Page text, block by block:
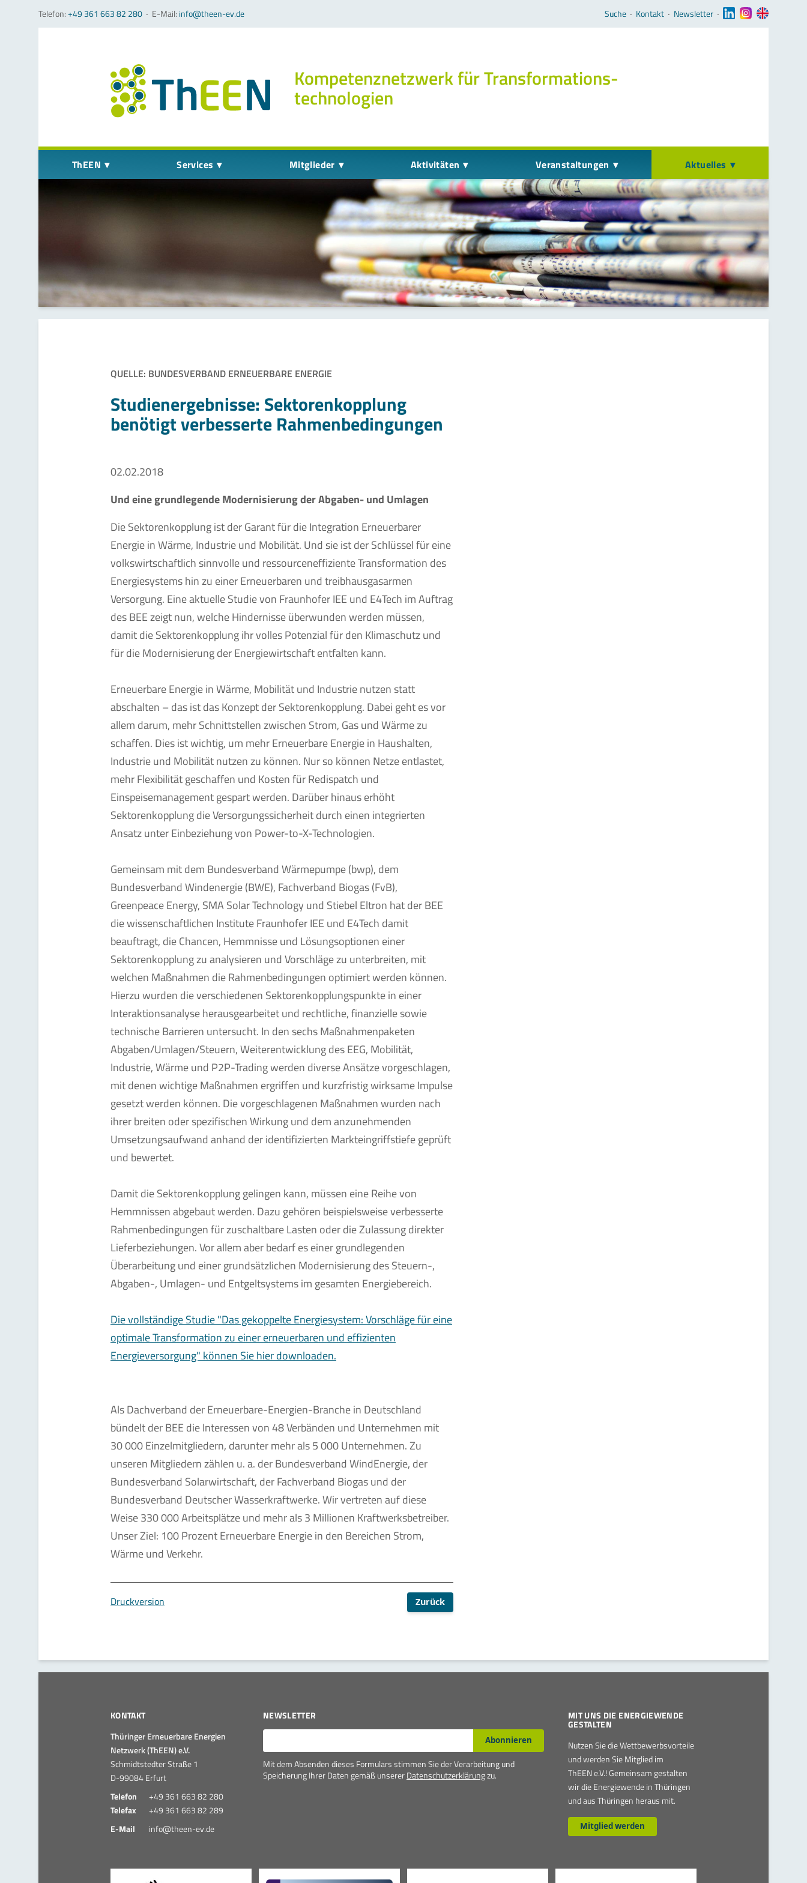
Telefon:+49 361 663 82 280 ‧ E-Mail: info@theen-ev.de Navigation überspringen
Suche ‧ Kontakt ‧ Newsletter ‧
Kompetenz­netzwerk für Transformations­
technologien
Navigation überspringen
ThEEN Services Mitglieder Aktivitäten Veranstaltungen Aktuelles
QUELLE: BUNDESVERBAND ERNEUERBARE ENERGIE
Studienergebnisse: Sektorenkopplung
benötigt verbesserte Rahmenbedingungen
02.02.2018
Und eine grundlegende Modernisierung der Abgaben- und Umlagen
Die Sektorenkopplung ist der Garant für die Integration Erneuerbarer
Energie in Wärme, Industrie und Mobilität. Und sie ist der Schlüssel für eine
volkswirtschaftlich sinnvolle und ressourceneffiziente Transformation des
Energiesystems hin zu einer Erneuerbaren und treibhausgasarmen
Versorgung. Eine aktuelle Studie von Fraunhofer IEE und E4Tech im Auftrag
des BEE zeigt nun, welche Hindernisse überwunden werden müssen,
damit die Sektorenkopplung ihr volles Potenzial für den Klimaschutz und
für die Modernisierung der Energiewirtschaft entfalten kann.
Erneuerbare Energie in Wärme, Mobilität und Industrie nutzen statt
abschalten – das ist das Konzept der Sektorenkopplung. Dabei geht es vor
allem darum, mehr Schnittstellen zwischen Strom, Gas und Wärme zu
schaffen. Dies ist wichtig, um mehr Erneuerbare Energie in Haushalten,
Industrie und Mobilität nutzen zu können. Nur so können Netze entlastet,
mehr Flexibilität geschaffen und Kosten für Redispatch und
Einspeisemanagement gespart werden. Darüber hinaus erhöht
Sektorenkopplung die Versorgungssicherheit durch einen integrierten
Ansatz unter Einbeziehung von Power-to-X-Technologien.
Gemeinsam mit dem Bundesverband Wärmepumpe (bwp), dem
Bundesverband Windenergie (BWE), Fachverband Biogas (FvB),
Greenpeace Energy, SMA Solar Technology und Stiebel Eltron hat der BEE
die wissenschaftlichen Institute Fraunhofer IEE und E4Tech damit
beauftragt, die Chancen, Hemmnisse und Lösungsoptionen einer
Sektorenkopplung zu analysieren und Vorschläge zu unterbreiten, mit
welchen Maßnahmen die Rahmenbedingungen optimiert werden können.
Hierzu wurden die verschiedenen Sektorenkopplungspunkte in einer
Interaktionsanalyse herausgearbeitet und rechtliche, finanzielle sowie
technische Barrieren untersucht. In den sechs Maßnahmenpaketen
Abgaben/Umlagen/Steuern, Weiterentwicklung des EEG, Mobilität,
Industrie, Wärme und P2P-Trading werden diverse Ansätze vorgeschlagen,
mit denen wichtige Maßnahmen ergriffen und kurzfristig wirksame Impulse
gesetzt werden können. Die vorgeschlagenen Maßnahmen wurden nach
ihrer breiten oder spezifischen Wirkung und dem anzunehmenden
Umsetzungsaufwand anhand der identifizierten Markteingriffstiefe geprüft
und bewertet.
Damit die Sektorenkopplung gelingen kann, müssen eine Reihe von
Hemmnissen abgebaut werden. Dazu gehören beispielsweise verbesserte
Rahmenbedingungen für zuschaltbare Lasten oder die Zulassung direkter
Lieferbeziehungen. Vor allem aber bedarf es einer grundlegenden
Überarbeitung und einer grundsätzlichen Modernisierung des Steuern-,
Abgaben-, Umlagen- und Entgeltsystems im gesamten Energiebereich.
Die vollständige Studie "Das gekoppelte Energiesystem: Vorschläge für eine
optimale Transformation zu einer erneuerbaren und effizienten
Energieversorgung" können Sie hier downloaden.
Als Dachverband der Erneuerbare-Energien-Branche in Deutschland
bündelt der BEE die Interessen von 48 Verbänden und Unternehmen mit
30 000 Einzelmitgliedern, darunter mehr als 5 000 Unternehmen. Zu
unseren Mitgliedern zählen u. a. der Bundesverband WindEnergie, der
Bundesverband Solarwirtschaft, der Fachverband Biogas und der
Bundesverband Deutscher Wasserkraftwerke. Wir vertreten auf diese
Weise 330 000 Arbeitsplätze und mehr als 3 Millionen Kraftwerksbetreiber.
Unser Ziel: 100 Prozent Erneuerbare Energie in den Bereichen Strom,
Wärme und Verkehr.
Druckversion Zurück
KONTAKT
Thüringer Erneuerbare Energien
Netzwerk (ThEEN) e.V.
Schmidtstedter Straße 1
D-99084 Erfurt
Telefon
+49 361 663 82 280
Telefax
+49 361 663 82 289
E-Mail
info@theen-ev.de
NEWSLETTER
E-Mail* Abonnieren
Mit dem Absenden dieses Formulars stimmen Sie der Verarbeitung und
Speicherung Ihrer Daten gemäß unsererDatenschutzerklärungzu.
MIT UNS DIE ENERGIEWENDE
GESTALTEN
Nutzen Sie die Wettbewerbsvorteile
und werden Sie Mitglied im
ThEEN e.V.! Gemeinsam gestalten
wir die Energiewende in Thüringen
und aus Thüringen heraus mit.
Mitglied werden